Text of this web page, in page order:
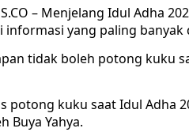
– Menjelang Idul Adha
yang paling banyak
tidak boleh potong kuku
potong kuku saat Idul Adha
Buya Yahya.